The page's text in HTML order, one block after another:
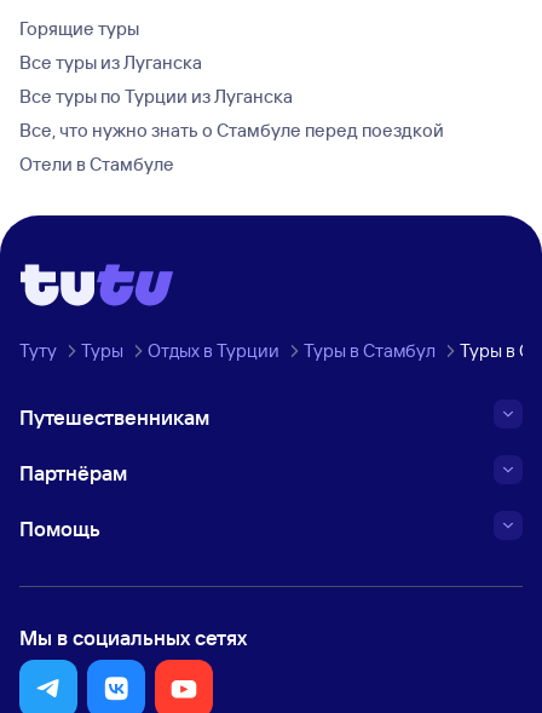
Горящие туры
Все туры из Луганска
Все туры по Турции из Луганска
Все, что нужно знать о Стамбуле перед поездкой
Отели в Стамбуле
Туту Туры Отдых в Турции Туры в Стамбул Туры в
Путешественникам
Партнёрам
Помощь
Мы в социальных сетях